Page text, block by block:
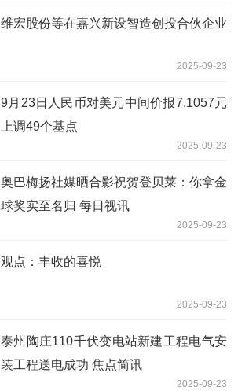
维宏股份等在嘉兴新设智造创投合伙企业
2025-09-23
9月23日人民币对美元中间价报7.1057元
上调49个基点
2025-09-23
奥巴梅扬社媒晒合影祝贺登贝莱：你拿金
球奖实至名归 每日视讯
2025-09-23
观点：丰收的喜悦
2025-09-23
泰州陶庄110千伏变电站新建工程电气安
装工程送电成功 焦点简讯
2025-09-23